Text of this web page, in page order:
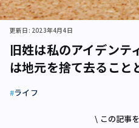
旧姓は私のアイデンテ
は地元を捨て去ること
更新日: 2023年4月4日
ライフ
\ この記事